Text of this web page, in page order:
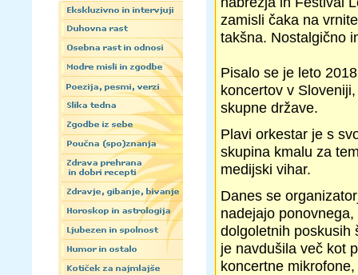
zamisli čaka na
takšna. Nostalgično
Pisalo se je leto
koncertov v
skupne države.
Plavi orkestar je s
skupina kmalu za
medijski vihar.
Danes se
nadejajo
dolgoletnih poskusih
je navdušila več kot
koncertne